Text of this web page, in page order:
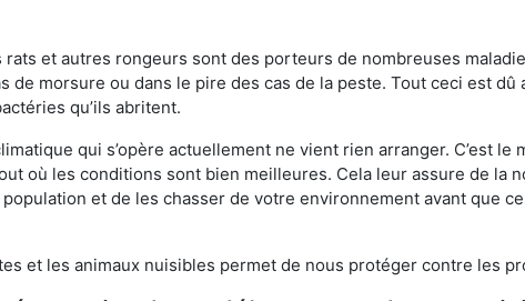
rats et autres rongeurs sont des porteurs de nombreuses
de morsure ou dans le pire des cas de la peste. Tout ceci est
qu’ils abritent.
qui s’opère actuellement ne vient rien arranger. C’est
où les conditions sont bien meilleures. Cela leur assure de
et de les chasser de votre environnement avant que
et les animaux nuisibles permet de nous protéger contre les